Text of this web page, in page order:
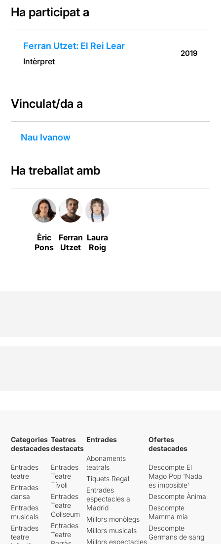
Ha participat a
Ferran Utzet: El Rei Lear
Intèrpret
2019
Vinculat/da a
Nau Ivanow
Ha treballat amb
Èric
Pons
Ferran
Utzet
Laura
Roig
Categories
destacades
Entrades
teatre
Entrades
dansa
Entrades
musicals
Entrades
teatre
Teatres
destacats
Entrades
Teatre
Tívoli
Entrades
Teatre
Coliseum
Entrades
Teatre
Entrades
Abonaments
teatrals
Tiquets Regal
Entrades
espectacles a
Madrid
Millors monòlegs
Millors musicals
Millors espectacles
Ofertes
destacades
Descompte El
Mago Pop 'Nada
es imposible'
Descompte Ànima
Descompte
Mamma mia
Descompte
Germans de sang